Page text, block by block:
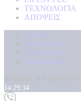
ΤΕΧΝΟΛΟΓΙΑ
ΑΠΟΨΕΙΣ
Αρχική
Kontra Live
Καταγγελίες
Επικοινωνία
14:29:36